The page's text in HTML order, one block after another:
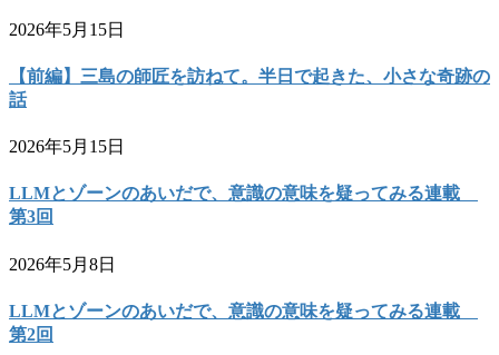
2026年5月15日
【前編】三島の師匠を訪ねて。半日で起きた、小さな奇跡の
話
2026年5月15日
LLMとゾーンのあいだで、意識の意味を疑ってみる連載
第3回
2026年5月8日
LLMとゾーンのあいだで、意識の意味を疑ってみる連載
第2回